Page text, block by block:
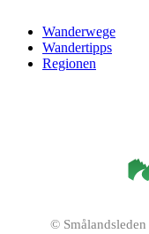
Wanderwege
Wandertipps
Regionen
© Smålandsleden